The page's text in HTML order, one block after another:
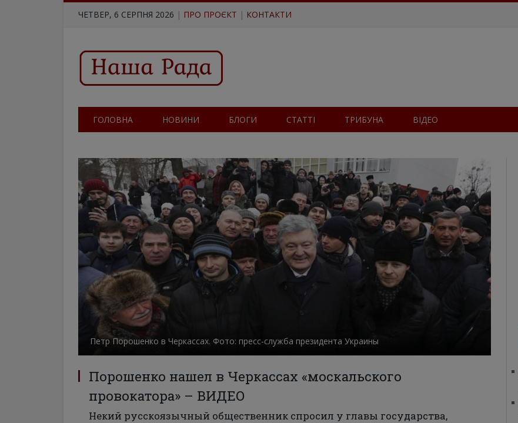
ЧЕТВЕР, 6 СЕРПНЯ 2026 | ПРО ПРОЄКТ | КОНТАКТИ
ГОЛОВНА НОВИНИ БЛОГИ СТАТТІ ТРИБУНА ВІДЕО
Петр Порошенко в Черкассах. Фото: пресс-служба президента Украины
Порошенко нашел в Черкассах «москальского
провокатора» – ВИДЕО
Некий русскоязычный общественник спросил у главы государства,